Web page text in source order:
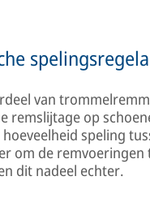
van
remslijtage op
speling
om de
dit nadeel echter.